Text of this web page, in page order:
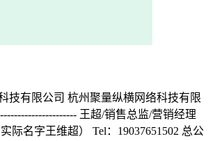
技有限公司 杭州聚量纵横网络科技有限
王超/销售总监/营销经理
际名字王维超） Tel：19037651502 总公